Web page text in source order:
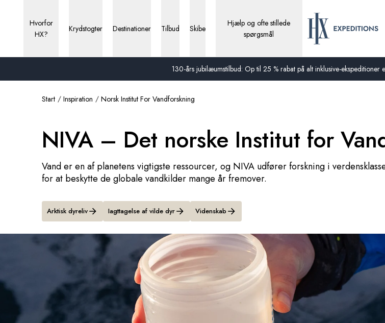
130-års jubilæumstilbud: Op til 25 % rabat på alt inklusive-ekspeditioner
Hvorfor
HX?
Krydstogter Destinationer Tilbud Skibe
Hjælp og ofte stillede
spørgsmål
Start Inspiration Norsk Institut For Vandforskning
NIVA – Det norske Institut for
Vand er en af planetens vigtigste ressourcer, og NIVA udfører forskning i
for at beskytte de globale vandkilder mange år fremover.
Arktisk dyreliv Iagttagelse af vilde dyr Videnskab